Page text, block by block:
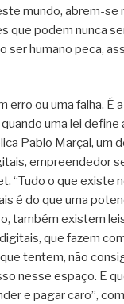
mundo, abrem-se
que podem nunca
ser humano peca,
erro ou uma falha. É
quando uma lei
Pablo Marçal, um
empreendedor
“Tudo o que existe
é do que uma
também existem
que fazem
tentem, não
nesse espaço. E
e pagar caro”,